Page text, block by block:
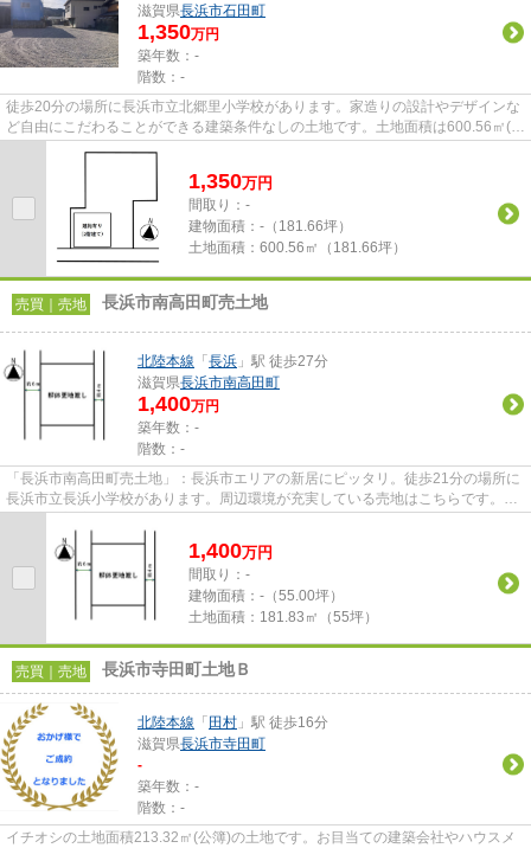
滋賀県長浜市石田町
1,350万円
築年数：-
階数：-
徒歩20分の場所に長浜市立北郷里小学校があります。家造りの設計やデザインな
ど自由にこだわることができる建築条件なしの土地です。土地面積は600.56㎡(公
1,350万円
間取り：-
建物面積： -（181.66坪）
土地面積： 600.56㎡（181.66坪）
売買｜売地 長浜市南高田町売土地
北陸本線 「 長浜 」駅 徒歩27分
滋賀県長浜市南高田町
1,400万円
築年数：-
階数：-
「長浜市南高田町売土地」：長浜市エリアの新居にピッタリ。徒歩21分の場所に
長浜市立長浜小学校があります。周辺環境が充実している売地はこちらです。親
1,400万円
間取り：-
建物面積： -（55.00坪）
土地面積： 181.83㎡（55坪）
売買｜売地 長浜市寺田町土地Ｂ
北陸本線 「 田村 」駅 徒歩16分
滋賀県長浜市寺田町
-
築年数：-
階数：-
イチオシの土地面積213.32㎡(公簿)の土地です。お目当ての建築会社やハウスメ